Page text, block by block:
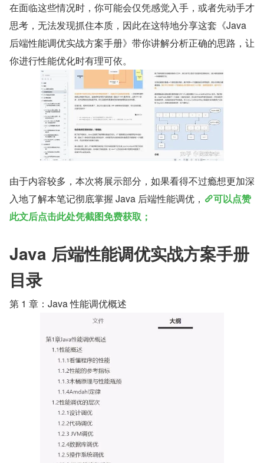
在面临这些情况时，你可能会仅凭感觉入手，或者先动手才
思考，无法发现抓住本质，因此在这特地分享这套《Java
后端性能调优实战方案手册》带你讲解分析正确的思路，让
你进行性能优化时有理可依。
由于内容较多，本次将展示部分，如果看得不过瘾想更加深
入地了解本笔记彻底掌握 Java 后端性能调优，
可以点赞
此文后点击此处凭截图免费获取；
Java 后端性能调优实战方案手册
目录
第 1 章：Java 性能调优概述